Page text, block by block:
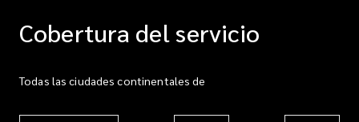
Cobertura del servicio
Todas las ciudades continentales de